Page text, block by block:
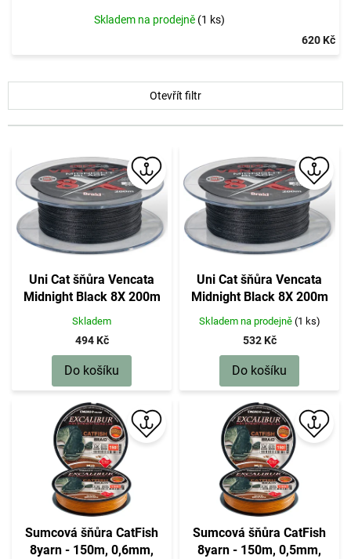
Skladem na prodejně (1 ks)
620 Kč
Otevřít filtr
ý
p
Uni Cat šňůra Vencata
Midnight Black 8X 200m
0,50mm 48kg
Skladem
494 Kč
Do košíku
Uni Cat šňůra Vencata
Midnight Black 8X 200m
0,60mm 57kg
Skladem na prodejně (1 ks)
532 Kč
Do košíku
Sumcová šňůra CatFish
8yarn - 150m, 0,6mm,
Sumcová šňůra CatFish
8yarn - 150m, 0,5mm,